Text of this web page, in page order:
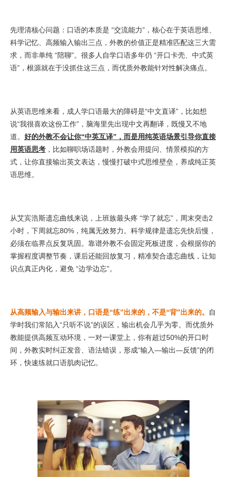
先理清核心问题：口语的本质是 “交流能力”，核心在于英语思维、
科学记忆、高频输入输出三点，外教的价值正是精准匹配这三大需
求，而非单纯 “陪聊”。很多人自学口语多年仍 “开口卡壳、中式英
语”，根源就在于没抓住这三点，而优质外教能针对性解决痛点。
从英语思维来看，成人学口语最大的障碍是“中文直译”，比如想
说“我很喜欢这份工作”，脑海里先出现中文再翻译，既慢又不地
道。 好的外教不会让你“中英互译”，而是用纯英语场景引导你直接
用英语思考 ，比如聊职场话题时，外教会用提问、情景模拟的方
式，让你直接输出英文表达，慢慢打破中式思维壁垒，养成纯正英
语思维。
从艾宾浩斯遗忘曲线来说，上班族最头疼 “学了就忘”，周末突击2
小时，下周就忘80%，纯属无效努力。科学规律是遗忘先快后慢，
必须在临界点反复巩固。靠谱外教不会固定死板进度，会根据你的
掌握程度调整节奏，课后还能回放复习，精准契合遗忘曲线，让知
识点真正内化，避免 “边学边忘”。
从高频输入与输出来讲，口语是“练”出来的，不是“背”出来的。
自
学时我们常陷入“只听不说”的误区，输出机会几乎为零。而优质外
教能提供高频互动环境，一对一课堂上，你有超过50%的开口时
间，外教实时纠正发音、语法错误，形成“输入—输出—反馈”的闭
环，快速练就口语肌肉记忆。